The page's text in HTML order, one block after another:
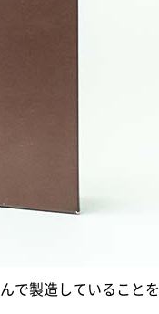
で製造していることを